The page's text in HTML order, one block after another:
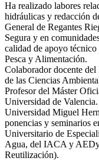
Ha realizado labores
hidráulicas y redacción
General de Regantes
Segura y en
calidad de apoyo
Pesca y Alimentación.
Colaborador docente
de las Ciencias
Profesor del Máster
Universidad de
Universidad Miguel
ponencias y seminarios
Universitario de
Agua, del IACA y
Reutilización).